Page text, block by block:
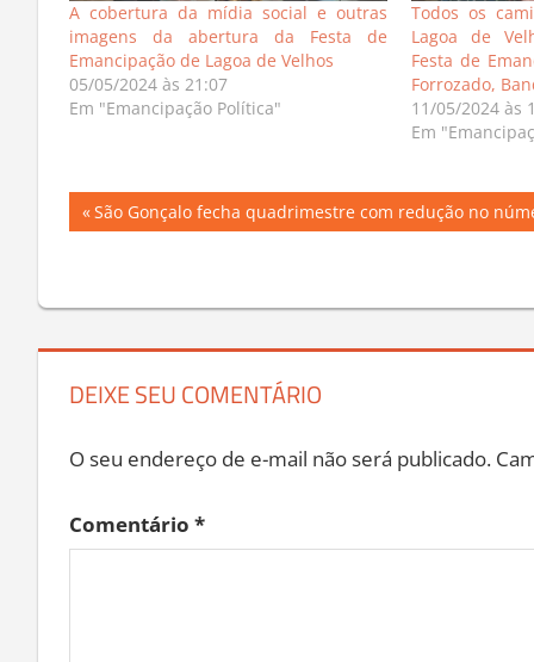
A cobertura da mídia social e outras
imagens da abertura da Festa de
Emancipação de Lagoa de Velhos
05/05/2024 às 21:07
Em "Emancipação Política"
Todos os
Lagoa de
Festa de
Forrozado,
11/05/2024 às
Em
Navegação
Post
Previous
Post:
São Gonçalo fecha quadrimestre com redução no
DEIXE SEU COMENTÁRIO
O seu endereço de e-mail não será publicado.
Comentário *